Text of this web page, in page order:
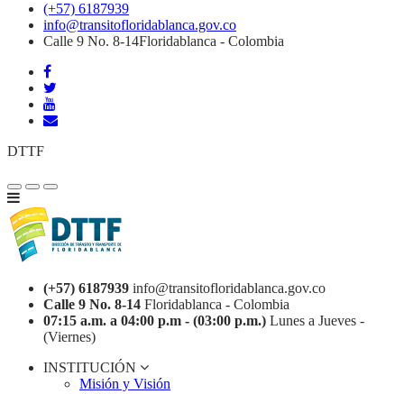
(+57) 6187939
info@transitofloridablanca.gov.co
Calle 9 No. 8-14Floridablanca - Colombia
DTTF
(+57) 6187939 info@transitofloridablanca.gov.co
Calle 9 No. 8-14 Floridablanca - Colombia
07:15 a.m. a 04:00 p.m - (03:00 p.m.) Lunes a Jueves -
(Viernes)
INSTITUCIÓN
Misión y Visión